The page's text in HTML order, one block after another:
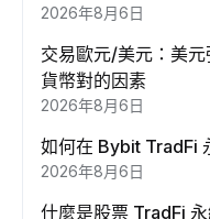
2026年8月6日
交易歐元/美元：美
貨幣對的因素
2026年8月6日
如何在 Bybit TradFi
2026年8月6日
什麼是股票 TradFi